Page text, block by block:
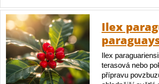
Ilex
Ilex
terasová nebo
přípravu